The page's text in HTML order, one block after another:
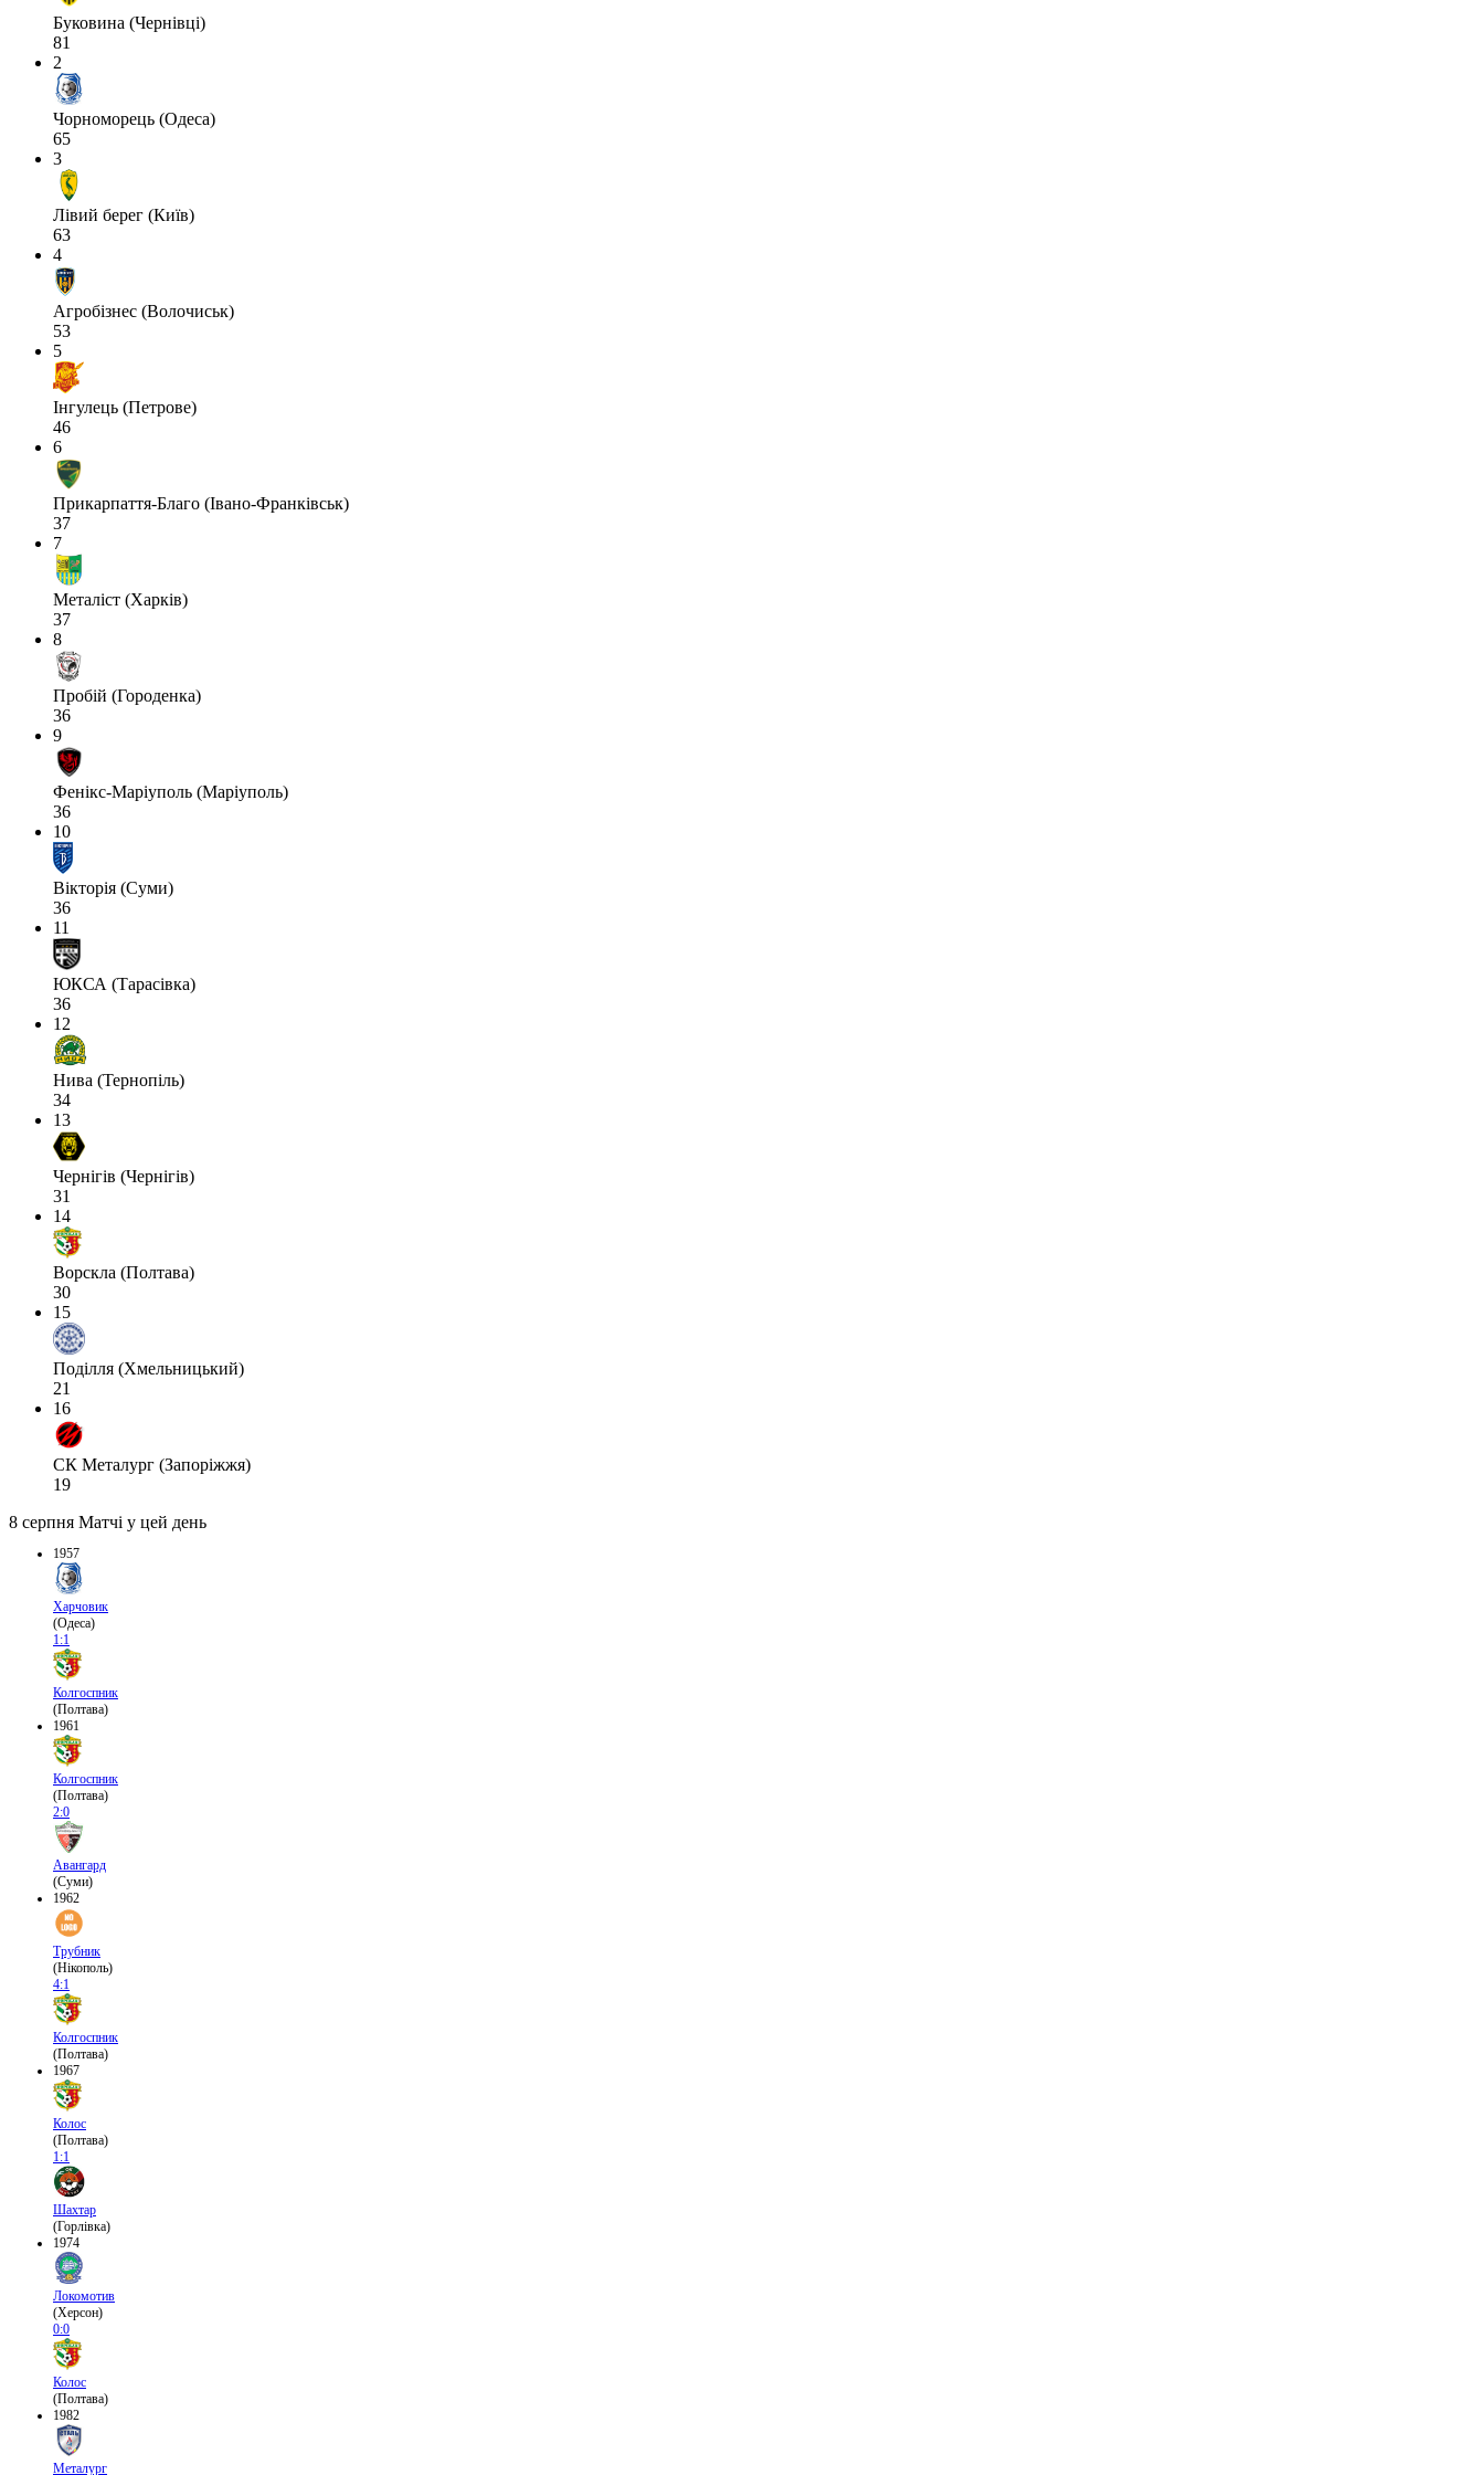
Буковина (Чернівці)
81
2
Чорноморець (Одеса)
65
3
Лівий берег (Київ)
63
4
Агробізнес (Волочиськ)
53
5
Інгулець (Петрове)
46
6
Прикарпаття-Благо (Івано-Франківськ)
37
7
Металіст (Харків)
37
8
Пробій (Городенка)
36
9
Фенікс-Маріуполь (Маріуполь)
36
10
Вікторія (Суми)
36
11
ЮКСА (Тарасівка)
36
12
Нива (Тернопіль)
34
13
Чернігів (Чернігів)
31
14
Ворскла (Полтава)
30
15
Поділля (Хмельницький)
21
16
СК Металург (Запоріжжя)
19
8 серпня Матчі у цей день
1957
Харчовик
(Одеса)
1:1
Колгоспник
(Полтава)
1961
Колгоспник
(Полтава)
2:0
Авангард
(Суми)
1962
Трубник
(Нікополь)
4:1
Колгоспник
(Полтава)
1967
Колос
(Полтава)
1:1
Шахтар
(Горлівка)
1974
Локомотив
(Херсон)
0:0
Колос
(Полтава)
1982
Металург